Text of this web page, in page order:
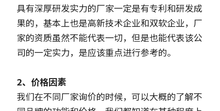
具有深厚研发实力的厂家一定是有专利和研发成
果的，基本上也是高新技术企业和双软企业，厂
家的资质虽然不能代表一切，但是也能代表该公
司的一定实力，是应该重点进行参考的。
2、价格因素
我们在不同厂家询价的时候，可以大概的了解不